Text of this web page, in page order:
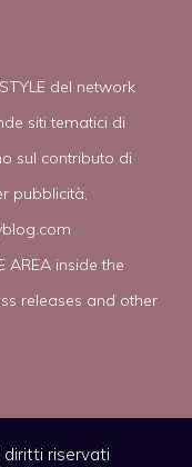
del network
siti tematici di
sul contributo di
pubblicità,
AREA inside the
releases and other
riservati